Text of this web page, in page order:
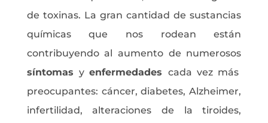
de toxinas. La gran cantidad de sustancias
químicas que nos rodean están
contribuyendo al aumento de numerosos
síntomasyenfermedades cada vez más
preocupantes: cáncer, diabetes, Alzheimer,
infertilidad, alteraciones de la tiroides,